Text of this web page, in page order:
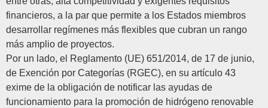
financieros, a la par que permite a los Estados miembros
desarrollar regímenes más flexibles que cubran un rango
más amplio de proyectos.
Por un lado, el Reglamento (UE) 651/2014, de 17 de junio,
de Exención por Categorías (RGEC), en su artículo 43
exime de la obligación de notificar las ayudas de
funcionamiento para la promoción de hidrógeno renovable